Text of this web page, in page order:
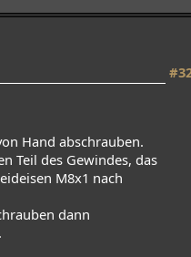
Hand abschrauben.
Teil des Gewindes, das
M8x1 nach
dann